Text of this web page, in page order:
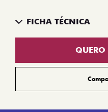
FICHA TÉCNICA
QUERO